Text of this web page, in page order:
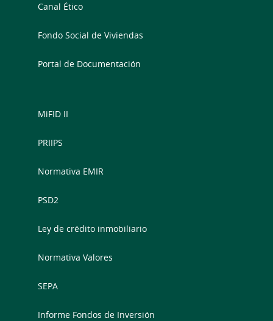
Canal Ético
Fondo Social de Viviendas
Portal de Documentación
MiFID II
PRIIPS
Normativa EMIR
PSD2
Ley de crédito inmobiliario
Normativa Valores
SEPA
Informe Fondos de Inversión